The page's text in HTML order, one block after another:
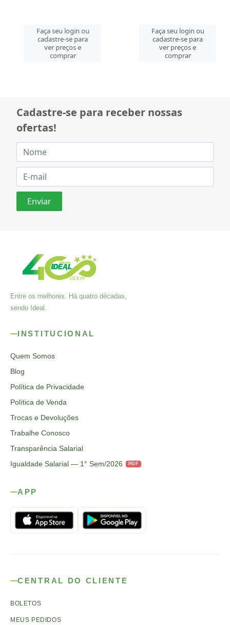
Faça seu login ou
cadastre-se para
ver preços e
comprar
Faça seu login ou
cadastre-se para
ver preços e
comprar
Cadastre-se para receber nossas
ofertas!
Entre os melhores. Há quatro décadas,
sendo Ideal.
INSTITUCIONAL
Quem Somos
Blog
Política de Privacidade
Política de Venda
Trocas e Devoluções
Trabalhe Conosco
Transparência Salarial
Igualdade Salarial — 1° Sem/2026
PDF
APP
CENTRAL DO CLIENTE
BOLETOS
MEUS PEDIDOS